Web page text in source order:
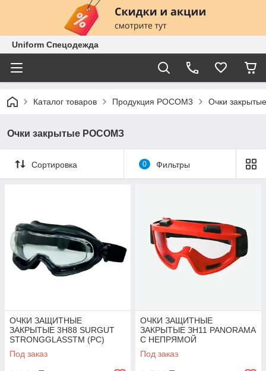
Uniform Спецодежда
Каталог товаров Продукция РОСОМ3 Очки
Очки закрытые РОСОМЗ
Сортировка 0 Фильтры
ОЧКИ ЗАЩИТНЫЕ
ЗАКРЫТЫЕ 3Н88 SURGUT
STRONGGLASSTM (PC)
Под заказ
ОЧКИ ЗАЩИТНЫЕ
ЗАКРЫТЫЕ ЗН11 PANORAMA
С НЕПРЯМОЙ
ВЕНТИЛЯЦИЕЙ
Под заказ